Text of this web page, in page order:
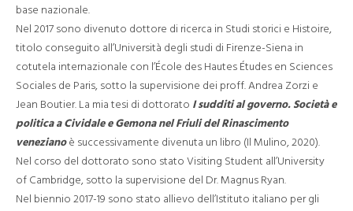
base nazionale.
Nel 2017 sono divenuto dottore di ricerca in Studi storici e Histoire,
titolo conseguito all’Università degli studi di Firenze-Siena in
cotutela internazionale con l’École des Hautes Études en Sciences
Sociales de Paris, sotto la supervisione dei proff. Andrea Zorzi e
Jean Boutier. La mia tesi di dottorato I sudditi al governo. Società e
politica a Cividale e Gemona nel Friuli del Rinascimento
venezianoè successivamente divenuta un libro (Il Mulino, 2020).
Nel corso del dottorato sono stato Visiting Student all’University
of Cambridge, sotto la supervisione del Dr. Magnus Ryan.
Nel biennio 2017-19 sono stato allievo dell’Istituto italiano per gli